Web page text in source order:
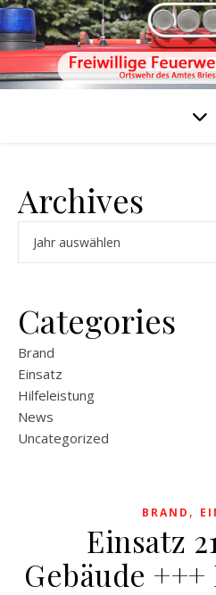
Archives
Categories
Brand
Einsatz
Hilfeleistung
News
Uncategorized
BRAND ,
Einsatz
Gebäude